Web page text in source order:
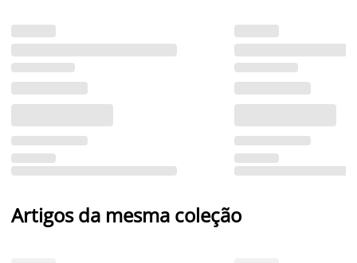
Artigos da mesma coleção